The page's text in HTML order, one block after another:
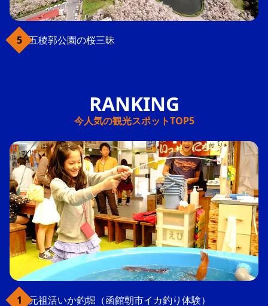
五稜郭公園の桜三昧
今人気の観光スポットTOP5
元祖活いか釣堀（函館朝市イカ釣り体験）